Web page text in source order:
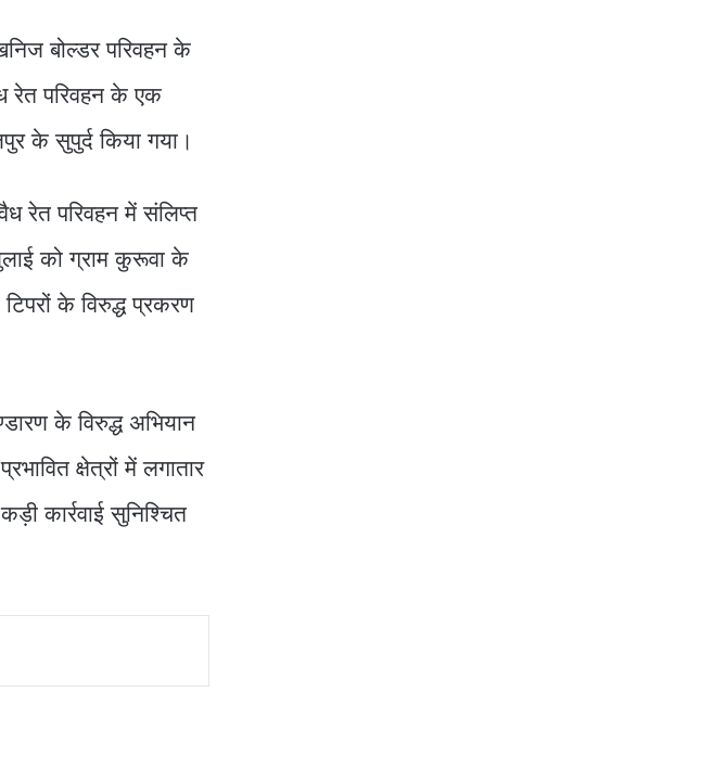
बोल्डर परिवहन के
रेत परिवहन के एक
के सुपुर्द किया गया।
रेत परिवहन में संलिप्त
को ग्राम कुरूवा के
के विरुद्ध प्रकरण
के विरुद्ध अभियान
क्षेत्रों में लगातार
कार्रवाई सुनिश्चित